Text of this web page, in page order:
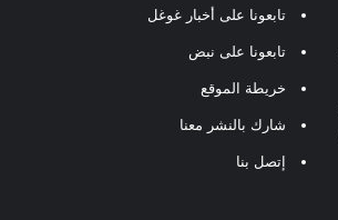
تابعونا على أخبار غوغل
تابعونا على نبض
خريطة الموقع
شارك بالنشر معنا
إتصل بنا